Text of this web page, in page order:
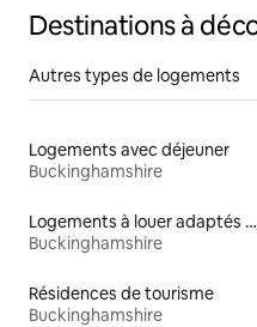
Destinations à
Autres types de logements
Logements avec déjeuner
Buckinghamshire
Logements à louer adaptés aux animaux
Buckinghamshire
Résidences de tourisme
Buckinghamshire